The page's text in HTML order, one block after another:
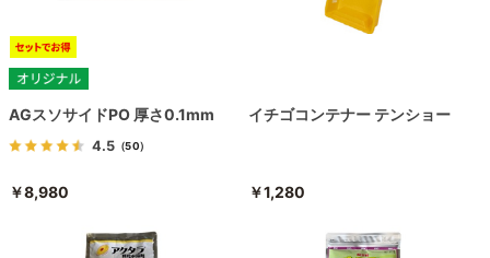
AGスソサイドPO 厚さ0.1mm
4.5（50）
￥8,980
イチゴコンテナー テンショー
￥1,280